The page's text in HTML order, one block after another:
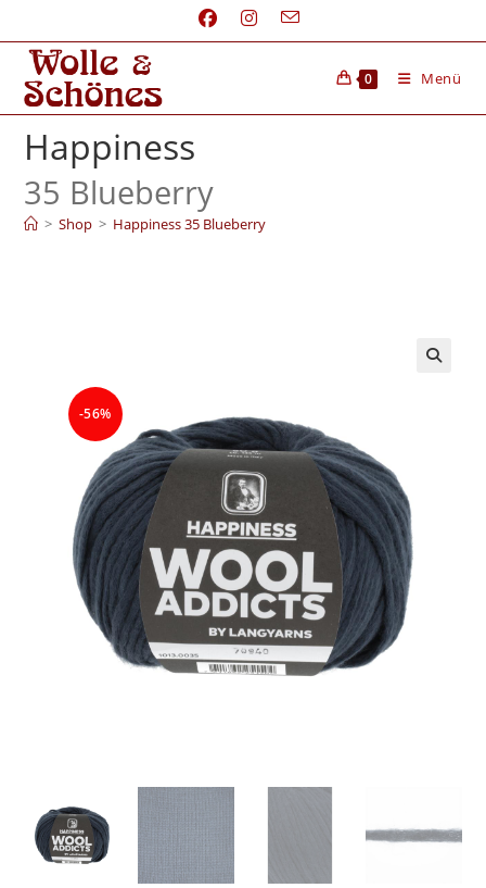
0 Menü
Happiness
35 Blueberry
> Shop > Happiness 35 Blueberry
-56%